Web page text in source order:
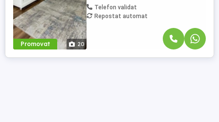
Promovat 20
Telefon validat
Repostat automat